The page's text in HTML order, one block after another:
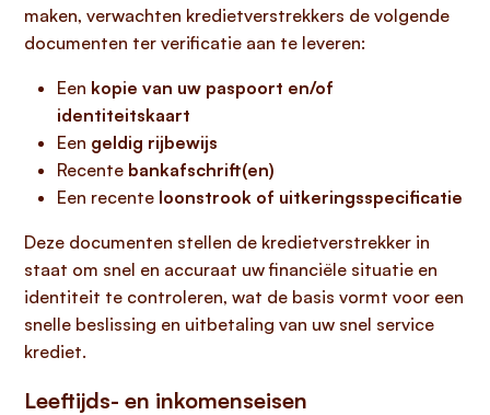
maken, verwachten kredietverstrekkers de volgende
documenten ter verificatie aan te leveren:
Een kopie van uw paspoort en/of
identiteitskaart
Een geldig rijbewijs
Recente bankafschrift(en)
Een recente loonstrook of uitkeringsspecificatie
Deze documenten stellen de kredietverstrekker in
staat om snel en accuraat uw financiële situatie en
identiteit te controleren, wat de basis vormt voor een
snelle beslissing en uitbetaling van uw snel service
krediet.
Leeftijds- en inkomenseisen